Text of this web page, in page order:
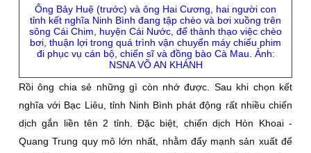
Ông Bảy Huệ (trước) và ông Hai Cương, hai người con
tỉnh kết nghĩa Ninh Bình đang tập chèo và bơi xuồng trên
sông Cái Chim, huyện Cái Nước, để thành thạo việc chèo
bơi, thuận lợi trong quá trình vận chuyển máy chiếu phim
đi phục vụ cán bộ, chiến sĩ và đồng bào Cà Mau. Ảnh:
NSNA VÕ AN KHÁNH
Rồi ông chia sẻ những gì còn nhớ được. Sau khi chọn kết
nghĩa với Bạc Liêu, tỉnh Ninh Bình phát động rất nhiều chiến
dịch gắn liền tên 2 tỉnh. Đặc biệt, chiến dịch Hòn Khoai -
Quang Trung quy mô lớn nhất, nhằm đẩy mạnh sản xuất để